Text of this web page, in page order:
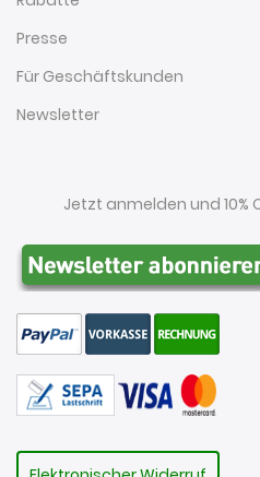
Presse
Für Geschäftskunden
Newsletter
Jetzt anmelden und 10%